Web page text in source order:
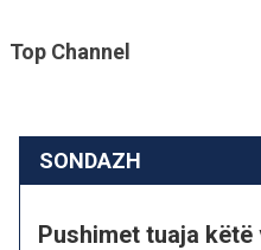
Top Channel
SONDAZH
Pushimet tuaja këtë